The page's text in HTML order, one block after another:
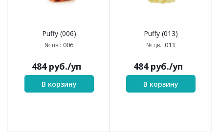
Puffy (006)
№ цв.: 006
484руб./уп
В корзину
Puffy (013)
№ цв.: 013
484руб./уп
В корзину